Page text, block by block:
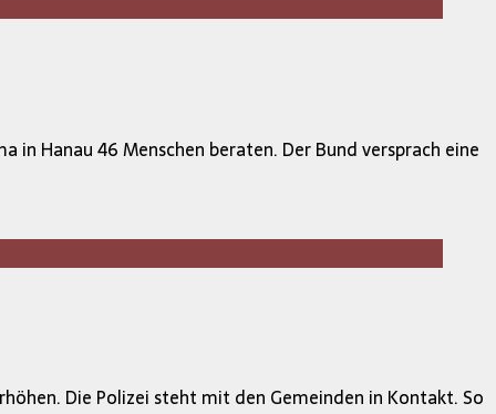
in Hanau 46 Menschen beraten. Der Bund versprach eine
Die Polizei steht mit den Gemeinden in Kontakt. So